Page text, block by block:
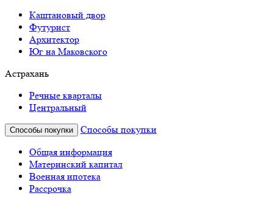
Каштановый двор
Футурист
Архитектор
Юг на Маковского
Астрахань
Речные кварталы
Центральный
Способы покупки
Способы покупки
Общая информация
Материнский капитал
Военная ипотека
Рассрочка